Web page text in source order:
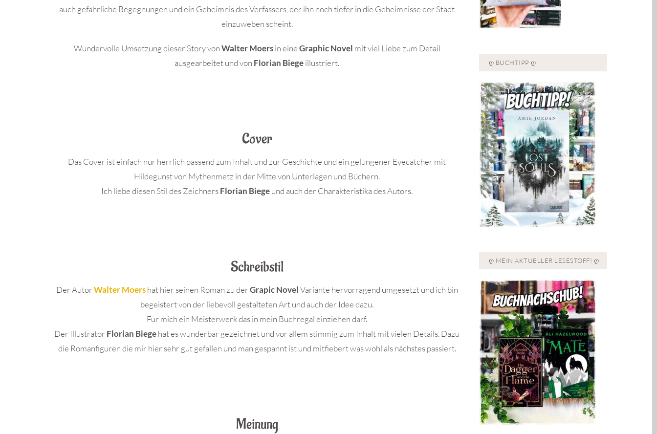
auch gefährliche Begegnungen und ein Geheimnis des Verfassers, der ihn noch tiefer in die Geheimnisse der Stadt
einzuweben scheint.
Wundervolle Umsetzung dieser Story vonWalter Moersin eineGraphic Novel mit viel Liebe zum Detail
ausgearbeitet und von Florian Biegeillustriert.
Cover
Das Cover ist einfach nur herrlich passend zum Inhalt und zur Geschichte und ein gelungener Eyecatcher mit
Hildegunst von Mythenmetz in der Mitte von Unterlagen und Büchern.
Ich liebe diesen Stil des ZeichnersFlorian Biegeund auch der Charakteristika des Autors.
Schreibstil
Der AutorWalter Moers hat hier seinen Roman zu derGrapic NovelVariante hervorragend umgesetzt und ich bin
begeistert von der liebevoll gestalteten Art und auch der Idee dazu.
Für mich ein Meisterwerk das in mein Buchregal einziehen darf.
Der Illustrator Florian Biegehat es wunderbar gezeichnet und vor allem stimmig zum Inhalt mit vielen Details. Dazu
die Romanfiguren die mir hier sehr gut gefallen und man gespannt ist und mitfiebert was wohl als nächstes passiert.
Meinung
Ღ BUCHTIPP Ღ
Ღ MEIN AKTUELLER LESESTOFF! Ღ